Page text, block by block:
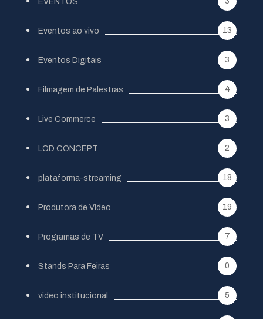
Eventos ao vivo 13
Eventos Digitais 3
Filmagem de Palestras 4
Live Commerce 3
LOD CONCEPT 2
plataforma-streaming 18
Produtora de Vídeo 19
Programas de TV 7
Stands Para Feiras 0
video institucional 5